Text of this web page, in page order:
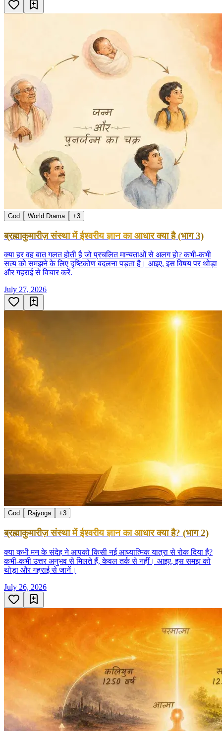
God World Drama +3
ब्रह्माकुमारीज़ संस्था में ईश्वरीय ज्ञान का आधार क्या है (भाग 3)
क्या हर वह बात गलत होती है जो प्रचलित मान्यताओं से अलग हो? कभी-कभी
सत्य को समझने के लिए दृष्टिकोण बदलना पड़ता है। आइए, इस विषय पर थोड़ा
और गहराई से विचार करें.
July 27, 2026
God Rajyoga +3
ब्रह्माकुमारीज़ संस्था में ईश्वरीय ज्ञान का आधार क्या है? (भाग 2)
क्या कभी मन के संदेह ने आपको किसी नई आध्यात्मिक यात्रा से रोक दिया है?
कभी-कभी उत्तर अनुभव से मिलते हैं, केवल तर्क से नहीं। आइए, इस समझ को
थोड़ा और गहराई से जानें।
July 26, 2026